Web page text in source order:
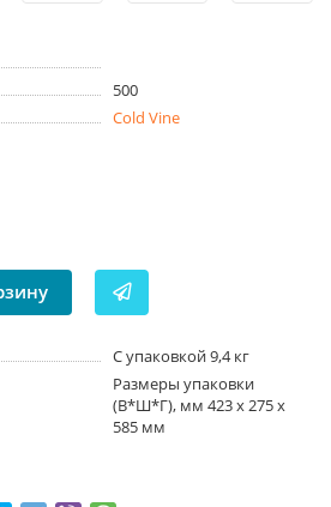
500
Cold Vine
С упаковкой 9,4 кг
Размеры упаковки
(В*Ш*Г), мм 423 х 275 х
585 мм